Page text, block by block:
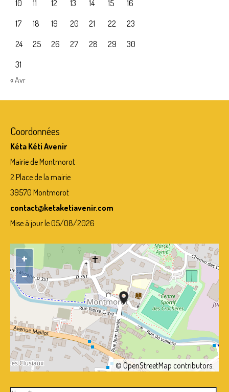
10
11 12 13 14 15
16
17
18 19 20 21 22
23
24
25 26 27 28 29
30
31
« Avr
Coordonnées
Kéta Kéti Avenir
Mairie de Montmorot
2 Place de la mairie
39570 Montmorot
contact@ketaketiavenir.com
Mise à jour le 05/08/2026
+
−
©OpenStreetMap contributors.